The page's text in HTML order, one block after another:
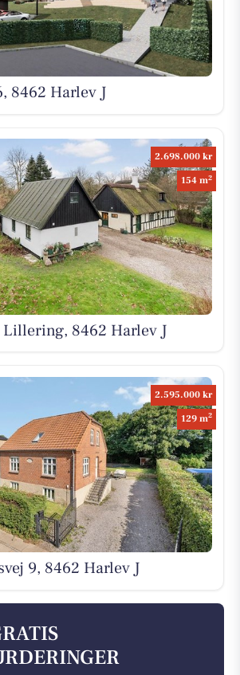
8462 Harlev J
2.698.000 kr
154 m2
8462 Harlev J
2.595.000 kr
129 m2
9, 8462 Harlev J